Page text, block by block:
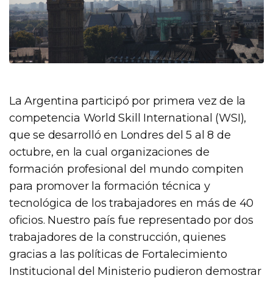
La Argentina participó por primera vez de la
competencia World Skill International (WSI),
que se desarrolló en Londres del 5 al 8 de
octubre, en la cual organizaciones de
formación profesional del mundo compiten
para promover la formación técnica y
tecnológica de los trabajadores en más de 40
oficios. Nuestro país fue representado por dos
trabajadores de la construcción, quienes
gracias a las políticas de Fortalecimiento
Institucional del Ministerio pudieron demostrar